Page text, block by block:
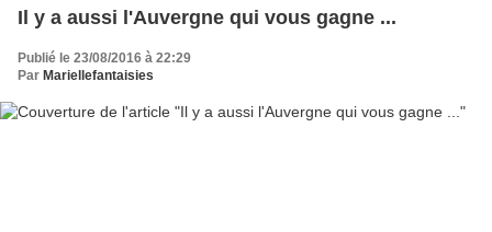
Il y a aussi l'Auvergne qui vous gagne ...
Publié le 23/08/2016 à 22:29
Par Mariellefantaisies